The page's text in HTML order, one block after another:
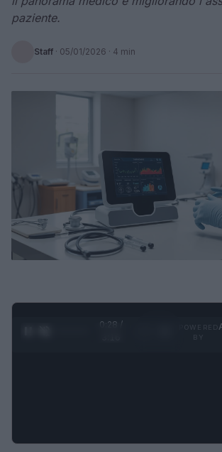
paziente.
Staff · 05/01/2026 · 4 min
0:29 /